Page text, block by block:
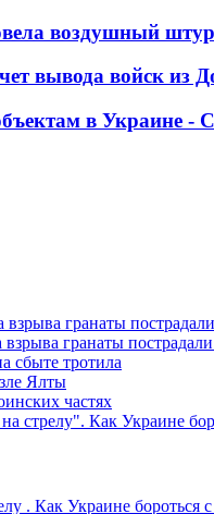
воздушный
вывода войск из
в Украине
гранаты
сбыте тротила
Ялты
частях
стрелу". Как Украине